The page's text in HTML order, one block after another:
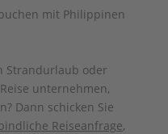
Strandurlaub oder
unternehmen,
Dann schicken Sie
Reiseanfrage,